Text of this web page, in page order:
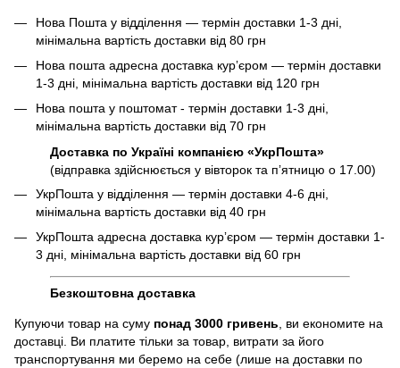
Нова Пошта у відділення — термін доставки 1-3 дні,
мінімальна вартість доставки від 80 грн
Нова пошта адресна доставка курʼєром — термін доставки
1-3 дні, мінімальна вартість доставки від 120 грн
Нова пошта у поштомат - термін доставки 1-3 дні,
мінімальна вартість доставки від 70 грн
Доставка по Україні компанією «УкрПошта»
(відправка здійснюється у вівторок та пʼятницю о 17.00)
УкрПошта у відділення — термін доставки 4-6 дні,
мінімальна вартість доставки від 40 грн
УкрПошта адресна доставка курʼєром — термін доставки 1-
3 дні, мінімальна вартість доставки від 60 грн
Безкоштовна доставка
Купуючи товар на суму понад 3000 гривень, ви економите на
доставці. Ви платите тільки за товар, витрати за його
транспортування ми беремо на себе (лише на доставки по